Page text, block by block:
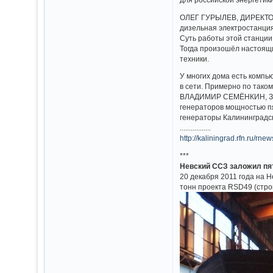
ОЛЕГ ГУРЫЛЕВ, ДИРЕКТОР
дизельная
Суть работы этой
Тогда произошёл
техники.
У многих дома есть
в сети. Примерно по
ВЛАДИМИР СЕМЁНКИН,
генераторов мощностью
генераторы
http://kaliningrad.rfn.ru/
***
Невский ССЗ заложил
20 декабря 2011 года на
тонн проекта RSD49